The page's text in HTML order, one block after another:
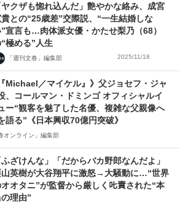
ヤクザも惚れ込んだ」艶やかな絡み、成宮
との“25歳差”交際説、“一生結婚しな
”宣言も…肉体派女優・かたせ梨乃（68）
極める”人生
「週刊文春」編集部 2025/11/18
Michael／マイケル』》父ジョセフ・ジャ
、コールマン・ドミンゴ オフィシャルイ
ー“観客を魅了した名優、複雑な父親像へ
語る”《日本興収70億円突破》
オンライン」編集部
ふざけんな」「だからバカ野郎なんだよ」
山英樹が大谷翔平に激怒→大騒動に…“世界
オタニ”が監督から厳しく𠮟責された“本
理由”